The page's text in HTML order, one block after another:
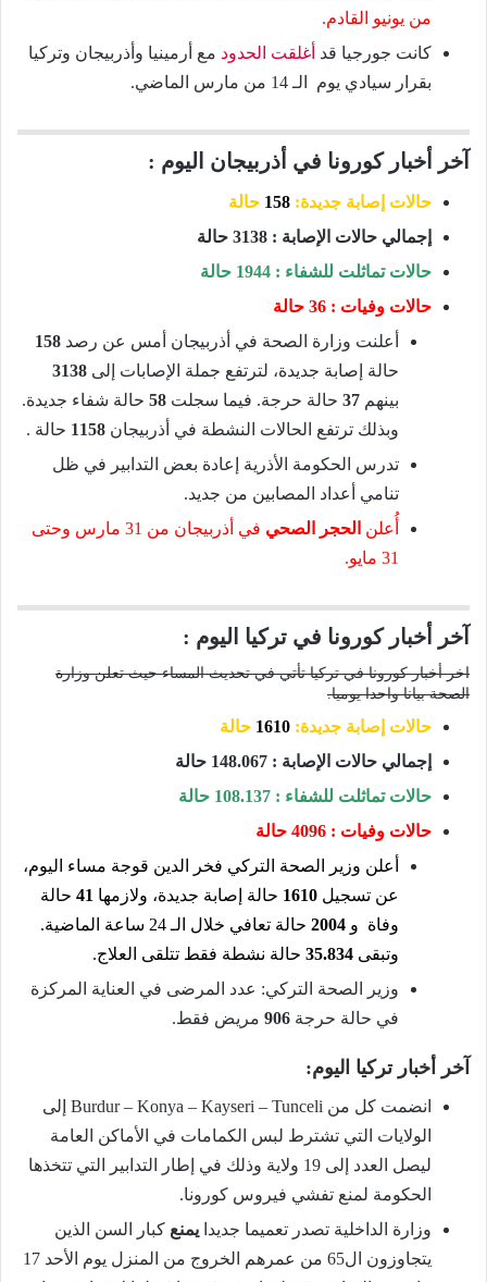
من يونيو القادم.
كانت جورجيا قد أغلقت الحدود مع أرمينيا وأذربيجان وتركيا
بقرار سيادي يوم الـ 14 من مارس الماضي.
آخر أخبار كورونا في أذربيجان اليوم :
حالات إصابة جديدة: 158 حالة
إجمالي حالات الإصابة : 3138 حالة
حالات تماثلت للشفاء : 1944 حالة
حالات وفيات :
أعلنت وزارة الصحة في أذربيجان أمس عن رصد 158
حالة إصابة جديدة، لترتفع جملة الإصابات إلى 3138
بينهم 37 حالة حرجة. فيما سجلت 58 حالة شفاء جديدة.
وبذلك ترتفع الحالات النشطة في أذربيجان 1158 حالة .
تدرس الحكومة الأذرية إعادة بعض التدابير في ظل
تنامي أعداد المصابين من جديد.
أُعلن الحجر الصحي
في أذربيجان من 31 مارس وحتى
31 مايو.
آخر أخبار كورونا في تركيا اليوم :
اخر أخبار كورونا في تركيا تأتي في تحديث المساء حيث تعلن وزارة
الصحة بيانا واحدا يوميا.
حالات إصابة جديدة: 1610 حالة
إجمالي حالات الإصابة : 148.067 حالة
حالات تماثلت للشفاء : 108.137 حالة
حالات وفيات : 4096 حالة
أعلن وزير الصحة التركي فخر الدين قوجة مساء اليوم،
عن تسجيل
حالة إصابة جديدة، ولازمها 41 حالة
وفاة و 2004
حالة تعافي خلال الـ 24 ساعة الماضية.
وتبقى 35.834 حالة نشطة فقط تتلقى العلاج.
وزير الصحة التركي: عدد المرضى في العناية المركزة
في حالة حرجة 906 مريض فقط.
آخر أخبار تركيا اليوم:
انضمت كل من Burdur – Konya – Kayseri – Tunceli إلى
الولايات التي تشترط لبس الكمامات في الأماكن العامة
ليصل العدد إلى 19 ولاية وذلك في إطار التدابير التي تتخذها
الحكومة لمنع تفشي فيروس كورونا.
وزارة الداخلية تصدر تعميما جديدا يمنع كبار السن الذين
يتجاوزون ال65 من عمرهم الخروج من المنزل يوم الأحد 17